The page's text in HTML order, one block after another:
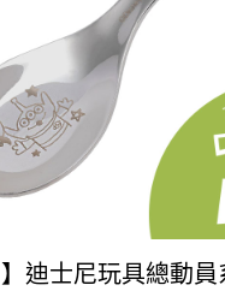
】迪士尼玩具總動